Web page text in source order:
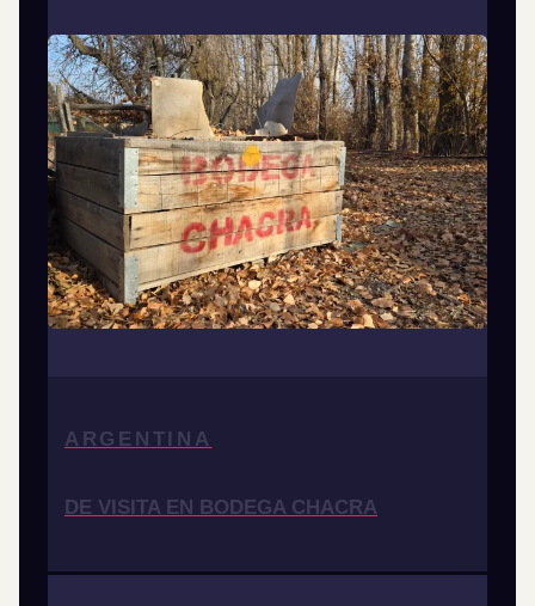
ARGENTINA
DE VISITA EN BODEGA CHACRA